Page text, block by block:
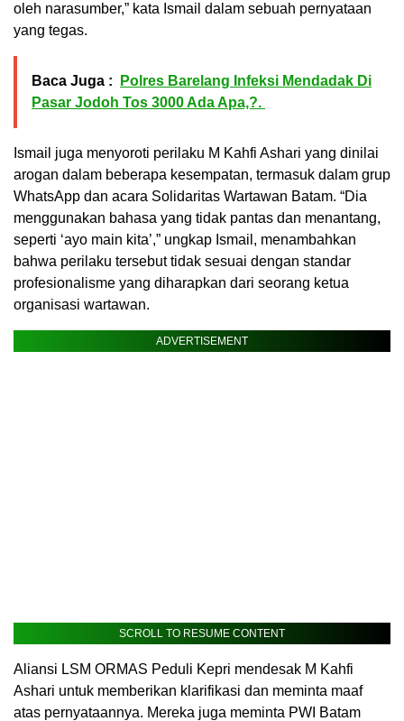
oleh narasumber,” kata Ismail dalam sebuah pernyataan
yang tegas.
Baca Juga :
Polres Barelang Infeksi Mendadak Di
Pasar Jodoh Tos 3000 Ada Apa,?.
Ismail juga menyoroti perilaku M Kahfi Ashari yang dinilai
arogan dalam beberapa kesempatan, termasuk dalam grup
WhatsApp dan acara Solidaritas Wartawan Batam. “Dia
menggunakan bahasa yang tidak pantas dan menantang,
seperti ‘ayo main kita’,” ungkap Ismail, menambahkan
bahwa perilaku tersebut tidak sesuai dengan standar
profesionalisme yang diharapkan dari seorang ketua
organisasi wartawan.
ADVERTISEMENT
SCROLL TO RESUME CONTENT
Aliansi LSM ORMAS Peduli Kepri mendesak M Kahfi
Ashari untuk memberikan klarifikasi dan meminta maaf
atas pernyataannya. Mereka juga meminta PWI Batam